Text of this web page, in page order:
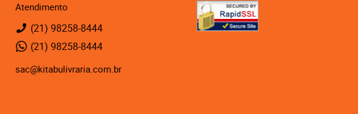
Atendimento
(21) 98258-8444
(21) 98258-8444
sac@kitabulivraria.com.br